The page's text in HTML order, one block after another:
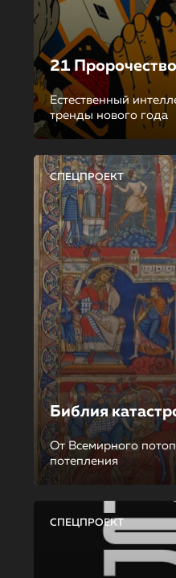
21
Естественный
тренды нового года
СПЕЦПРОЕКТ
Библия
От Всемирного
потепления
СПЕЦПРОЕКТ